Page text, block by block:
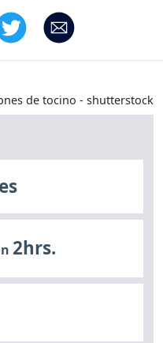
de tocino - shutterstock
2hrs.